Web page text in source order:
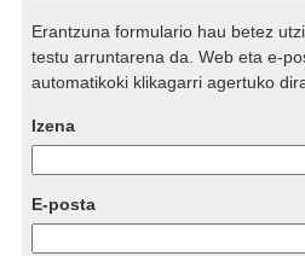
Erantzuna formulario hau betez
testu arruntarena da. Web eta e-
automatikoki klikagarri agertuko
Izena
E-posta